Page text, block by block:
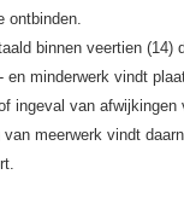
ontbinden.
binnen veertien
minderwerk vindt
ingeval van
meerwerk vindt